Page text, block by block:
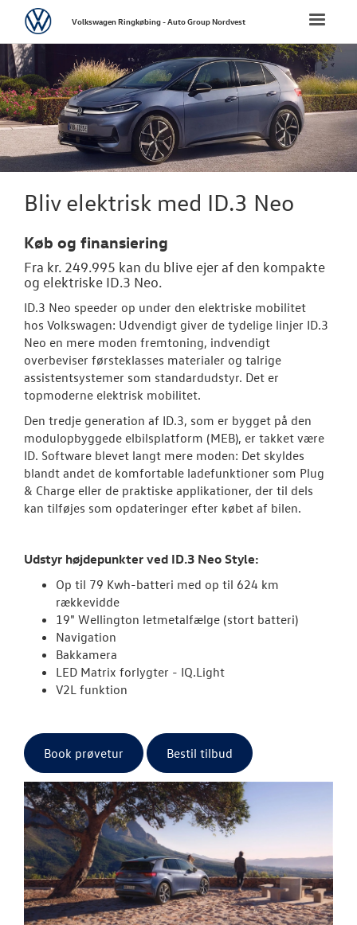
FORSIDE
NYE
Bestil
Byg din
Vejen til et
Elektrisk
ID. Polo
Aktuelle
ID.3 Neo
BRUGTE BILER
Toggle
VolkswagenVolkswagen Ringkøbing - Auto Group Nordvest
Bliv elektrisk med ID.3 Neo
Køb og finansiering
Fra kr. 249.995 kan du blive ejer af den kompakte
og elektriske ID.3 Neo.
ID.3 Neo speeder op under den elektriske mobilitet
hos Volkswagen: Udvendigt giver de tydelige linjer ID.3
Neo en mere moden fremtoning, indvendigt
overbeviser førsteklasses materialer og talrige
assistentsystemer som standardudstyr. Det er
topmoderne elektrisk mobilitet.
Den tredje generation af ID.3, som er bygget på den
modulopbyggede elbilsplatform (MEB), er takket være
ID. Software blevet langt mere moden: Det skyldes
blandt andet de komfortable ladefunktioner som Plug
& Charge eller de praktiske applikationer, der til dels
kan tilføjes som opdateringer efter købet af bilen.
Udstyr højdepunkter ved ID.3 Neo Style:
Op til 79 Kwh-batteri med op til 624 km
rækkevidde
19" Wellington letmetalfælge (stort batteri)
Navigation
Bakkamera
LED Matrix forlygter - IQ.Light
V2L funktion
Book prøvetur Bestil tilbud